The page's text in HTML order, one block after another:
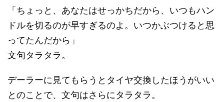
「ちょっと、あなたはせっかちだから、いつもハン
ドルを切るのが早すぎるのよ。いつかぶつけると思
ってたんだから」
文句タラタラ。
デーラーに見てもらうとタイヤ交換したほうがいい
とのことで、文句はさらにタラタラ。